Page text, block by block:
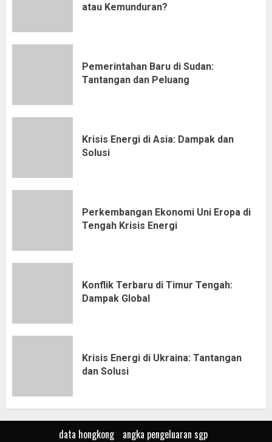
atau Kemunduran?
Pemerintahan Baru di Sudan:
Tantangan dan Peluang
Krisis Energi di Asia: Dampak dan
Solusi
Perkembangan Ekonomi Uni Eropa di
Tengah Krisis Energi
Konflik Terbaru di Timur Tengah:
Dampak Global
Krisis Energi di Ukraina: Tantangan
dan Solusi
data hongkong angka pengeluaran sgp